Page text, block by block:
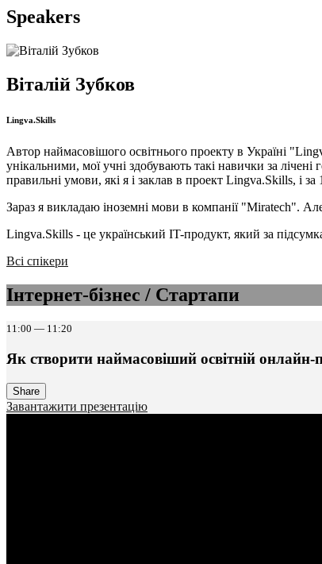
Speakers
Віталій Зубков
Lingva.Skills
Автор наймасовішого освітнього проекту в Україні
унікальними, мої учні здобувають такі навички за
правильні умови, які я і заклав в проект Lingva.Skills, і
Зараз я викладаю іноземні мови в компанії "Miratech".
Lingva.Skills - це український IT-продукт, який за
Всі спікери
Інтернет-бізнес / Стартапи
11:00 — 11:20
Як створити наймасовіший освітній онлайн-
Share
Завантажити презентацію